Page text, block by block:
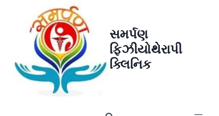
સમર્પણ
ફિઝીયોથેરાપી
ક્લિનિક